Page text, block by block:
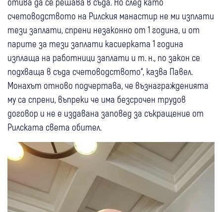
счетоводството на Рилския манастир не ми изплати
тези заплати, спрени незаконно от 1 година, и от
парите за тези заплати касиерката 1 година
изплаща на работници заплати и т. н., по закон се
подхваща в съда счетоводството“, казва Павел.
Монахът отново подчертава, че възнагражденията
му са спрени, въпреки че има безсрочен трудов
договор и не е издавана заповед за съкращение от
Рилската света обител.